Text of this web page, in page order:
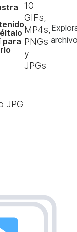
para
10
GIFs,
MP4s,
PNGs
y
JPGs
JPG